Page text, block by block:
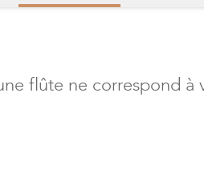
flûte ne correspond à